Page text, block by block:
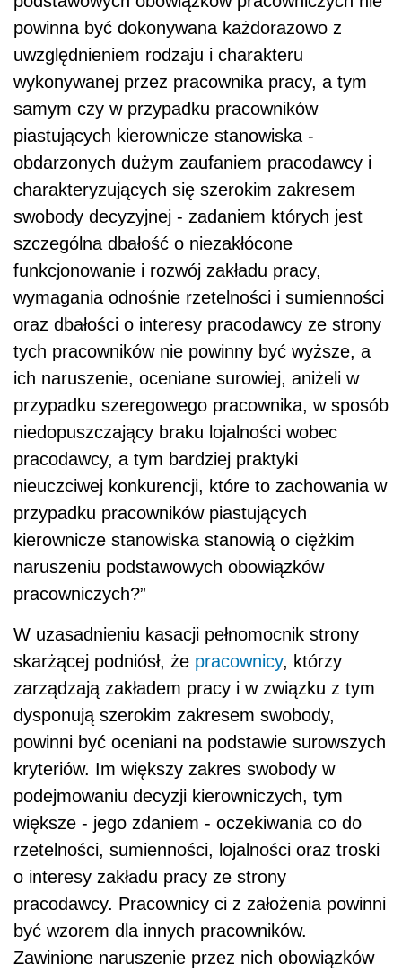
powinna być dokonywana każdorazowo z
uwzględnieniem rodzaju i charakteru
wykonywanej przez pracownika pracy, a tym
samym czy w przypadku pracowników
piastujących kierownicze stanowiska -
obdarzonych dużym zaufaniem pracodawcy i
charakteryzujących się szerokim zakresem
swobody decyzyjnej - zadaniem których jest
szczególna dbałość o niezakłócone
funkcjonowanie i rozwój zakładu pracy,
wymagania odnośnie rzetelności i sumienności
oraz dbałości o interesy pracodawcy ze strony
tych pracowników nie powinny być wyższe, a
ich naruszenie, oceniane surowiej, aniżeli w
przypadku szeregowego pracownika, w sposób
niedopuszczający braku lojalności wobec
pracodawcy, a tym bardziej praktyki
nieuczciwej konkurencji, które to zachowania w
przypadku pracowników piastujących
kierownicze stanowiska stanowią o ciężkim
naruszeniu podstawowych obowiązków
pracowniczych?”
W uzasadnieniu kasacji pełnomocnik strony
skarżącej podniósł, że pracownicy, którzy
zarządzają zakładem pracy i w związku z tym
dysponują szerokim zakresem swobody,
powinni być oceniani na podstawie surowszych
kryteriów. Im większy zakres swobody w
podejmowaniu decyzji kierowniczych, tym
większe - jego zdaniem - oczekiwania co do
rzetelności, sumienności, lojalności oraz troski
o interesy zakładu pracy ze strony
pracodawcy. Pracownicy ci z założenia powinni
być wzorem dla innych pracowników.
Zawinione naruszenie przez nich obowiązków